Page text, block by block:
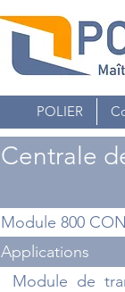
POLIER
Centrale
Module 800
Applications
Module de